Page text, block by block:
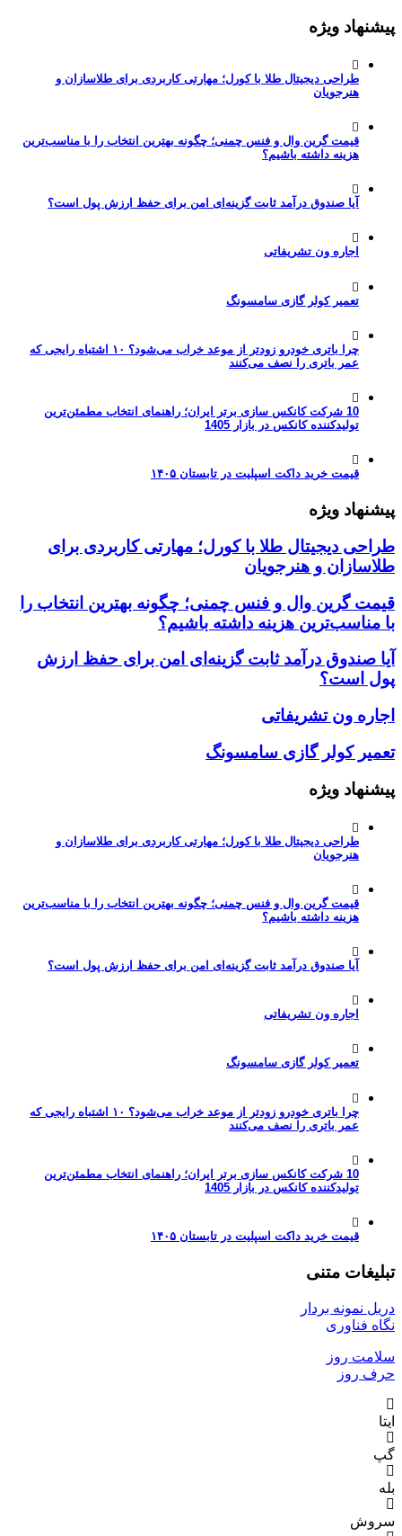
پیشنهاد ویژه
طراحی دیجیتال طلا با کورل؛ مهارتی کاربردی برای طلاسازان و
هنرجویان
قیمت گرین وال و فنس چمنی؛ چگونه بهترین انتخاب را با مناسب‌ترین
هزینه داشته باشیم؟
آیا صندوق درآمد ثابت گزینه‌ای امن برای حفظ ارزش پول است؟
اجاره ون تشریفاتی
تعمیر کولر گازی سامسونگ
چرا باتری خودرو زودتر از موعد خراب می‌شود؟ ۱۰ اشتباه رایجی که
عمر باتری را نصف می‌کنند
10 شرکت کانکس سازی برتر ایران؛ راهنمای انتخاب مطمئن‌ترین
تولیدکننده کانکس در بازار 1405
قیمت خرید داکت اسپلیت در تابستان ۱۴۰۵
پیشنهاد ویژه
طراحی دیجیتال طلا با کورل؛ مهارتی کاربردی برای
طلاسازان و هنرجویان
قیمت گرین وال و فنس چمنی؛ چگونه بهترین انتخاب را
با مناسب‌ترین هزینه داشته باشیم؟
آیا صندوق درآمد ثابت گزینه‌ای امن برای حفظ ارزش
پول است؟
اجاره ون تشریفاتی
تعمیر کولر گازی سامسونگ
پیشنهاد ویژه
طراحی دیجیتال طلا با کورل؛ مهارتی کاربردی برای طلاسازان و
هنرجویان
قیمت گرین وال و فنس چمنی؛ چگونه بهترین انتخاب را با مناسب‌ترین
هزینه داشته باشیم؟
آیا صندوق درآمد ثابت گزینه‌ای امن برای حفظ ارزش پول است؟
اجاره ون تشریفاتی
تعمیر کولر گازی سامسونگ
چرا باتری خودرو زودتر از موعد خراب می‌شود؟ ۱۰ اشتباه رایجی که
عمر باتری را نصف می‌کنند
10 شرکت کانکس سازی برتر ایران؛ راهنمای انتخاب مطمئن‌ترین
تولیدکننده کانکس در بازار 1405
قیمت خرید داکت اسپلیت در تابستان ۱۴۰۵
تبلیغات متنی
دریل نمونه بردار
نگاه فناوری
سلامت روز
حرف روز
ایتا
گپ
بله
سروش